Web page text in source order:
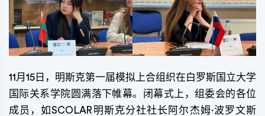
11月15日，明斯克第一届模拟上合组织在白罗斯国立大学
国际关系学院圆满落下帷幕。闭幕式上，组委会的各位
成员，如SCOLAR明斯克分社社长阿尔杰姆·波罗文斯